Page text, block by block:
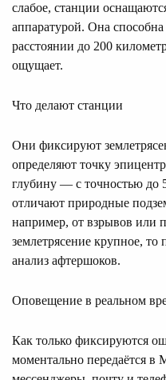
слабое, станции
аппаратурой. Она
расстоянии до 200
ощущает.
Что делают станции
Они фиксируют
определяют точку
глубину — с точностью до
отличают природные
например, от взрывов или
землетрясение крупное,
анализ афтершоков.
Оповещение в реальном
Как только фиксируются
моментально передаётся